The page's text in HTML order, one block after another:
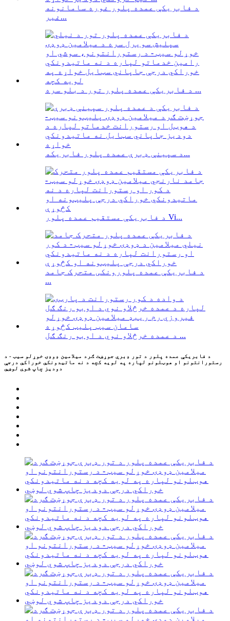
د فابریکې عمده پلور غوره سامانونه
غیر...
د فابریکې عمده پلور تور د بلو سره ...
د سپینې ډبرې عمده پلور فابریکه...
د فابریکې مستقیم عمده پلور Vi...
د فابریکې عمده پلورونکی متحرک جامد
...
د عمده خرڅلاو نوي د اوبو رنګ ګل ...
د فابریکې عمده پلور د تور ډبرې جوړښت ګرد میلامین ډوډۍ خوړلو سیټ - د
رستورانتونو او هوټلونو لپاره په لویه کچه د نه ماتیدونکي خوراکي درجې
دودیز چاپ شوي لوښي